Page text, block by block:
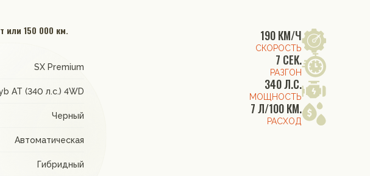
или 150 000 км.
SX Premium
AT (340 л.с.) 4WD
Черный
Автоматическая
Гибридный
190 КМ/Ч
СКОРОСТЬ
7 СЕК.
РАЗГОН
340 Л.С.
МОЩНОСТЬ
7 Л/100 КМ.
РАСХОД